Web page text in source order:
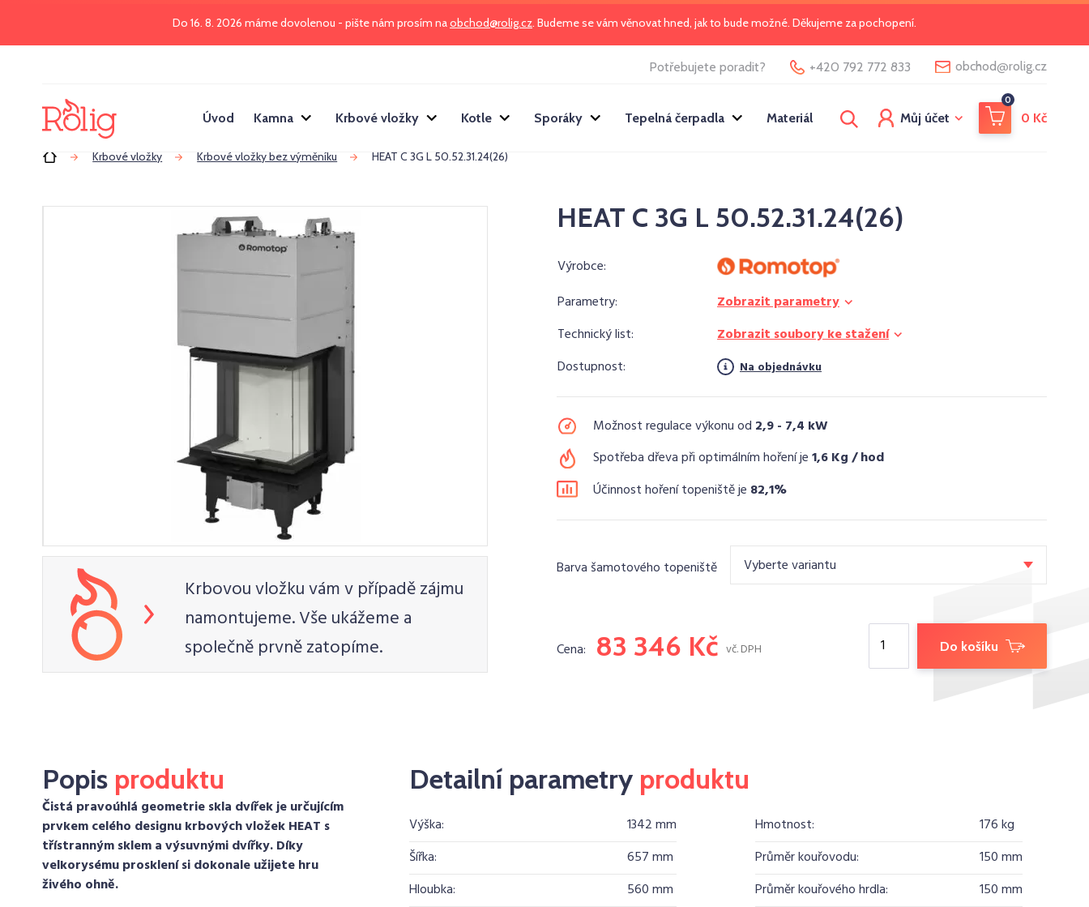
Do 16. 8. 2026 máme dovolenou - pište nám prosím naobchod@rolig.cz. Budeme se vám věnovat hned, jak to bude možné. Děkujeme za pochopení.
Potřebujete poradit? +420 792 772 833 obchod@rolig.cz
Úvod Kamna Krbové vložky Kotle Sporáky Tepelná čerpadla Materiál Můj účet
0
0 Kč
Úvod Krbové vložky Krbové vložky bez výměníku HEAT C 3G L 50.52.31.24(26)
Krbovou vložku vám v případě zájmu
namontujeme. Vše ukážeme a
společně prvně zatopíme.
HEAT C 3G L 50.52.31.24(26)
Výrobce:
Parametry:
Zobrazit parametry
Technický list:
Zobrazit soubory ke stažení
Dostupnost:
Na objednávku
Možnost regulace výkonu od 2,9 - 7,4 kW
Spotřeba dřeva při optimálním hoření je1,6 Kg / hod
Účinnost hoření topeniště je 82,1%
Barva šamotového topeniště Vyberte variantu
Cena: 83 346 Kč vč. DPH Do košíku
Popis produktu
Čistá pravoúhlá geometrie skla dvířek je určujícím
prvkem celého designu krbových vložek HEAT s
třístranným sklem a výsuvnými dvířky. Díky
velkorysému prosklení si dokonale užijete hru
živého ohně.
Detailní parametry produktu
Výška:
1342 mm
Šířka:
657 mm
Hloubka:
560 mm
Hmotnost:
176 kg
Průměr kouřovodu:
150 mm
Průměr kouřového hrdla:
150 mm